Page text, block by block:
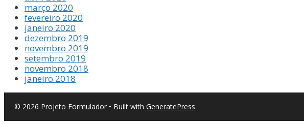
março 2020
fevereiro 2020
janeiro 2020
dezembro 2019
novembro 2019
setembro 2019
novembro 2018
janeiro 2018
© 2026 Projeto Formulador • Built with GeneratePress